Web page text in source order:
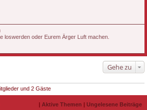
loswerden oder Eurem Ärger Luft machen.
Gehe zu
und 2 Gäste
| Aktive Themen | Ungelesene Beiträge